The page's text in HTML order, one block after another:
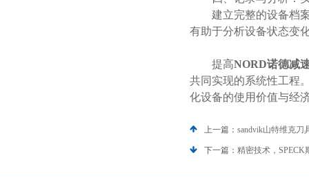
建立完整的设备档案
有助于分析设备状态变
提高NORD诺德减
共同实现的系统性工程
化设备的使用价值与经
上一篇： sandvik山特维克刀
下一篇： 精密技术，SPECK